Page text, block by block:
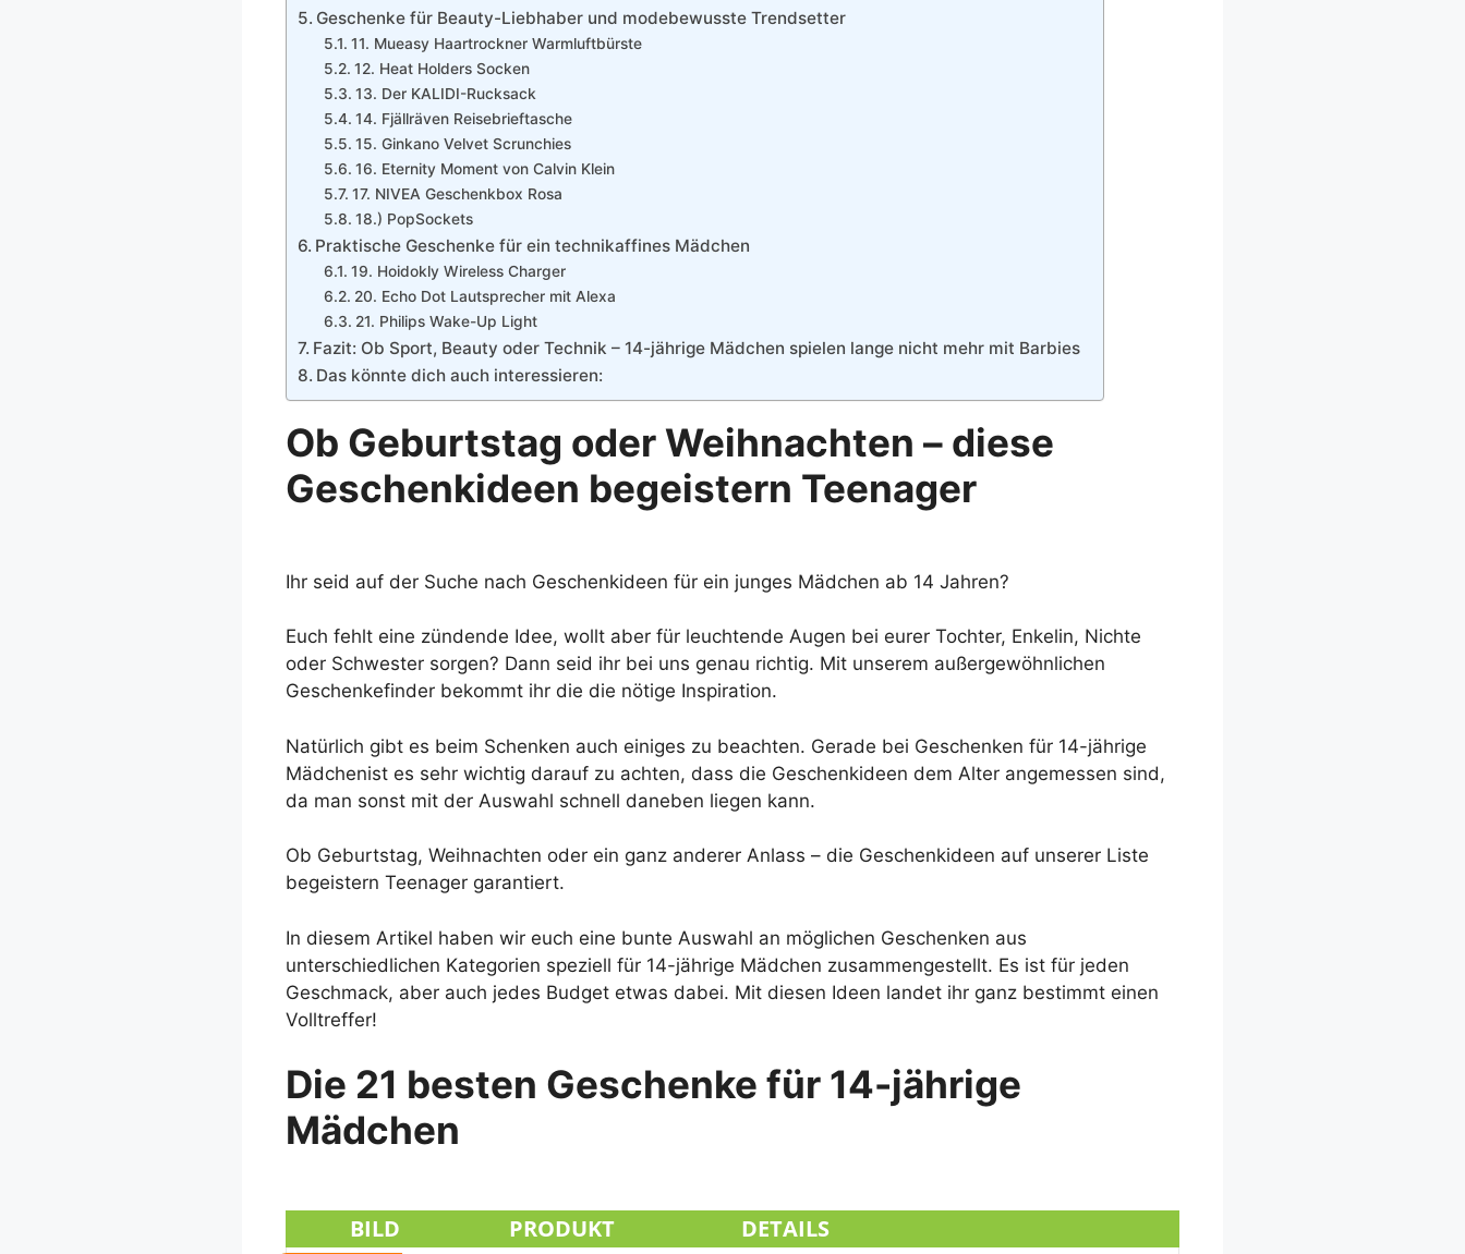
Geschenke für Beauty-Liebhaber und modebewusste Trendsetter
11. Mueasy Haartrockner Warmluftbürste
12. Heat Holders Socken
13. Der KALIDI-Rucksack
14. Fjällräven Reisebrieftasche
15. Ginkano Velvet Scrunchies
16. Eternity Moment von Calvin Klein
17. NIVEA Geschenkbox Rosa
18.) PopSockets
Praktische Geschenke für ein technikaffines Mädchen
19. Hoidokly Wireless Charger
20. Echo Dot Lautsprecher mit Alexa
21. Philips Wake-Up Light
Fazit: Ob Sport, Beauty oder Technik – 14-jährige Mädchen spielen lange nicht mehr mit Barbies
Das könnte dich auch interessieren:
Ob Geburtstag oder Weihnachten – diese
Geschenkideen begeistern Teenager
Ihr seid auf der Suche nach Geschenkideen für ein junges Mädchen ab 14 Jahren?
Euch fehlt eine zündende Idee, wollt aber für leuchtende Augen bei eurer Tochter, Enkelin, Nichte
oder Schwester sorgen? Dann seid ihr bei uns genau richtig. Mit unserem außergewöhnlichen
Geschenkefinder bekommt ihr die die nötige Inspiration.
Natürlich gibt es beim Schenken auch einiges zu beachten. Gerade bei Geschenken für 14-jährige
Mädchenist es sehr wichtig darauf zu achten, dass die Geschenkideen dem Alter angemessen sind,
da man sonst mit der Auswahl schnell daneben liegen kann.
Ob Geburtstag, Weihnachten oder ein ganz anderer Anlass – die Geschenkideen auf unserer Liste
begeistern Teenager garantiert.
In diesem Artikel haben wir euch eine bunte Auswahl an möglichen Geschenken aus
unterschiedlichen Kategorien speziell für 14-jährige Mädchen zusammengestellt. Es ist für jeden
Geschmack, aber auch jedes Budget etwas dabei. Mit diesen Ideen landet ihr ganz bestimmt einen
Volltreffer!
Die 21 besten Geschenke für 14-jährige
Mädchen
BILD PRODUKT DETAILS